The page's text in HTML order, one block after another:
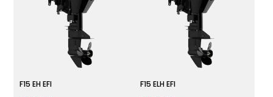
F15 EH EFI F15 ELH EFI